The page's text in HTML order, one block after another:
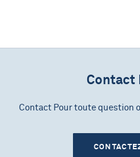
Contact
Contact Pour toute question